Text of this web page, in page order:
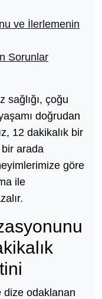
ve İlerlemenin
Sorunlar
sağlığı, çoğu
doğrudan
12 dakikalık bir
arada
göre
ile
dize odaklanan